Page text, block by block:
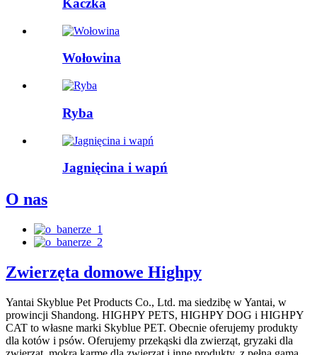
Kaczka
Wołowina
Ryba
Jagnięcina i wapń
O nas
Zwierzęta domowe Highpy
Yantai Skyblue Pet Products Co., Ltd. ma siedzibę w Yantai, w
prowincji Shandong. HIGHPY PETS, HIGHPY DOG i HIGHPY
CAT to własne marki Skyblue PET. Obecnie oferujemy produkty
dla kotów i psów. Oferujemy przekąski dla zwierząt, gryzaki dla